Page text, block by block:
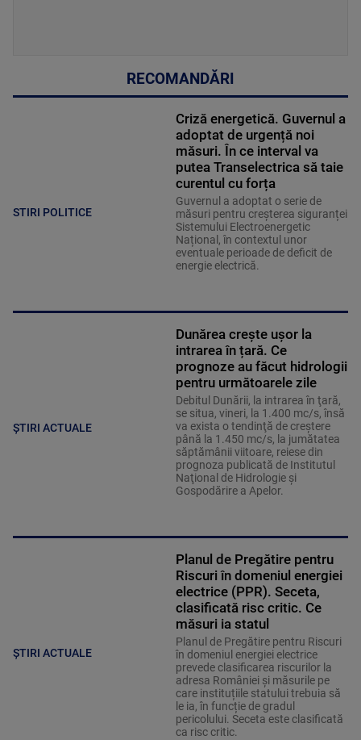
RECOMANDĂRI
STIRI POLITICE
Criză energetică. Guvernul a
adoptat de urgență noi
măsuri. În ce interval va
putea Transelectrica să taie
curentul cu forța
Guvernul a adoptat o serie de
măsuri pentru creșterea siguranței
Sistemului Electroenergetic
Național, în contextul unor
eventuale perioade de deficit de
energie electrică.
ȘTIRI ACTUALE
Dunărea crește ușor la
intrarea în țară. Ce
prognoze au făcut hidrologii
pentru următoarele zile
Debitul Dunării, la intrarea în ţară,
se situa, vineri, la 1.400 mc/s, însă
va exista o tendinţă de creştere
până la 1.450 mc/s, la jumătatea
săptămânii viitoare, reiese din
prognoza publicată de Institutul
Naţional de Hidrologie şi
Gospodărire a Apelor.
ȘTIRI ACTUALE
Planul de Pregătire pentru
Riscuri în domeniul energiei
electrice (PPR). Seceta,
clasificată risc critic. Ce
măsuri ia statul
Planul de Pregătire pentru Riscuri
în domeniul energiei electrice
prevede clasificarea riscurilor la
adresa României și măsurile pe
care instituțiile statului trebuia să
le ia, în funcție de gradul
pericolului. Seceta este clasificată
ca risc critic.